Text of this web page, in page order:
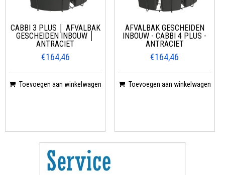
CABBI 3 PLUS │ AFVALBAK
GESCHEIDEN INBOUW │
ANTRACIET
€164,46
Toevoegen aan winkelwagen
AFVALBAK GESCHEIDEN
INBOUW - CABBI 4 PLUS -
ANTRACIET
€164,46
Toevoegen aan winkelwagen